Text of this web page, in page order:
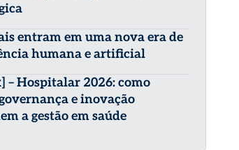
entram em uma nova era de
humana e artificial
– Hospitalar 2026: como
e inovação
a gestão em saúde